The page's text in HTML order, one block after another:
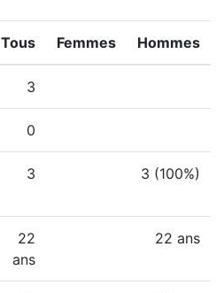
Tous Femmes Hommes
3
0
3 3 (100%)
22
ans
22 ans